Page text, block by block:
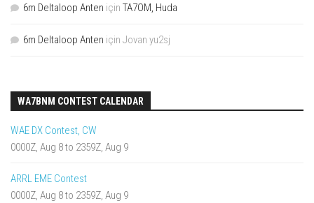
6m Deltaloop Anten için TA7OM, Huda
6m Deltaloop Anten için Jovan yu2sj
WA7BNM CONTEST CALENDAR
WAE DX Contest, CW
0000Z, Aug 8 to 2359Z, Aug 9
ARRL EME Contest
0000Z, Aug 8 to 2359Z, Aug 9